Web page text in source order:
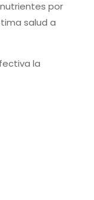
por
salud a
la